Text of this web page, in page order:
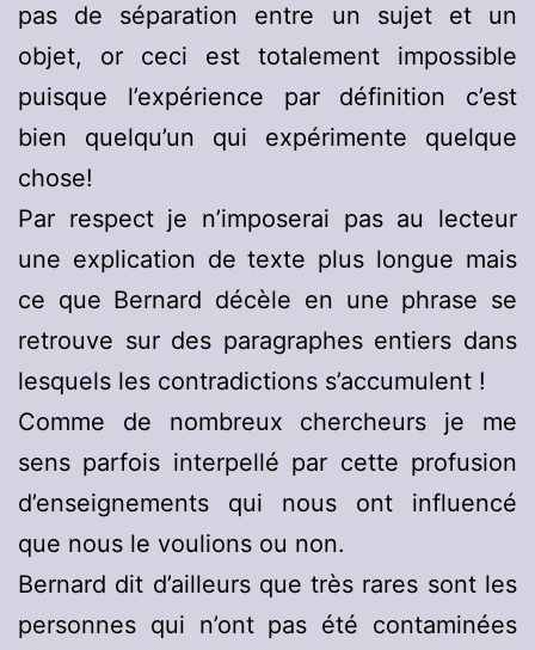
pas de séparation entre un sujet et un
objet, or ceci est totalement impossible
puisque l’expérience par définition c’est
bien quelqu’un qui expérimente quelque
chose!
Par respect je n’imposerai pas au lecteur
une explication de texte plus longue mais
ce que Bernard décèle en une phrase se
retrouve sur des paragraphes entiers dans
lesquels les contradictions s’accumulent !
Comme de nombreux chercheurs je me
sens parfois interpellé par cette profusion
d’enseignements qui nous ont influencé
que nous le voulions ou non.
Bernard dit d’ailleurs que très rares sont les
personnes qui n’ont pas été contaminées